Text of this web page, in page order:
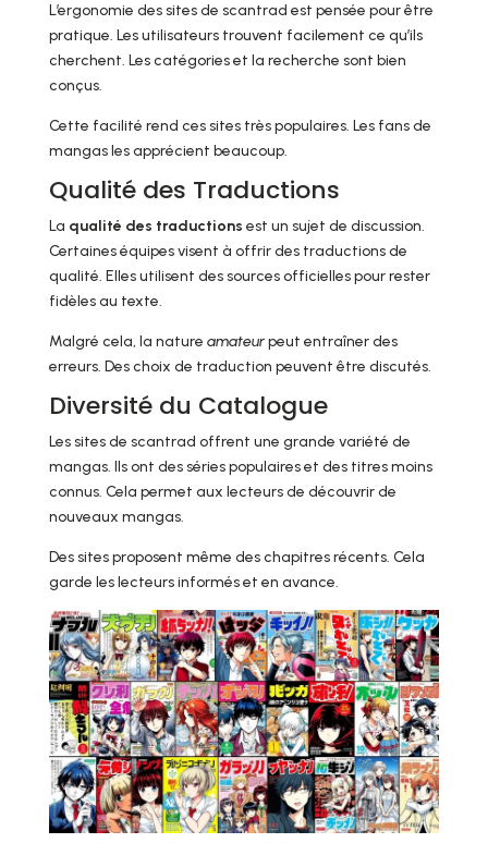
L’ergonomie des sites de scantrad est pensée pour être
pratique. Les utilisateurs trouvent facilement ce qu’ils
cherchent. Les catégories et la recherche sont bien
conçus.
Cette facilité rend ces sites très populaires. Les fans de
mangas les apprécient beaucoup.
Qualité des Traductions
La qualité des traductions est un sujet de discussion.
Certaines équipes visent à offrir des traductions de
qualité. Elles utilisent des sources officielles pour rester
fidèles au texte.
Malgré cela, la nature amateurpeut entraîner des
erreurs. Des choix de traduction peuvent être discutés.
Diversité du Catalogue
Les sites de scantrad offrent une grande variété de
mangas. Ils ont des séries populaires et des titres moins
connus. Cela permet aux lecteurs de découvrir de
nouveaux mangas.
Des sites proposent même des chapitres récents. Cela
garde les lecteurs informés et en avance.